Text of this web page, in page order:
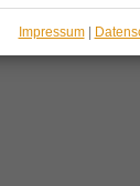
Impressum|